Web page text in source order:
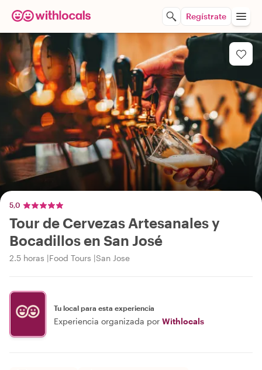
Regístrate
5,0
Tour de Cervezas Artesanales y
Bocadillos en San José
2.5 horas Food Tours San Jose
Tu local para esta experiencia
Experiencia organizada por Withlocals